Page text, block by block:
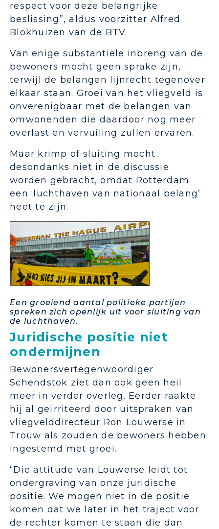
respect voor deze belangrijke
beslissing”, aldus voorzitter Alfred
Blokhuizen van de BTV.
Van enige substantiële inbreng van de
bewoners mocht geen sprake zijn,
terwijl de belangen lijnrecht tegenover
elkaar staan. Groei van het vliegveld is
onverenigbaar met de belangen van
omwonenden die daardoor nog meer
overlast en vervuiling zullen ervaren.
Maar krimp of sluiting mocht
desondanks niet in de discussie
worden gebracht, omdat Rotterdam
een ‘luchthaven van nationaal belang’
heet te zijn.
Een groeiend aantal politieke partijen
spreken zich openlijk uit voor sluiting van
de luchthaven.
Juridische positie niet
ondermijnen
Bewonersvertegenwoordiger
Schendstok ziet dan ook geen heil
meer in verder overleg. Eerder raakte
hij al geïrriteerd door uitspraken van
vliegvelddirecteur Ron Louwerse in
Trouw als zouden de bewoners hebben
ingestemd met groei.
“Die attitude van Louwerse leidt tot
ondergraving van onze juridische
positie. We mogen niet in de positie
komen dat we later in het traject voor
de rechter komen te staan die dan